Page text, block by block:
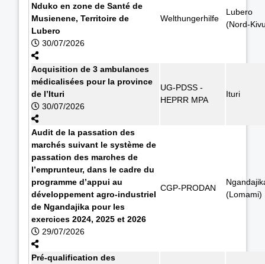
Nduko en zone de Santé de
Musienene, Territoire de
Lubero
30/07/2026
Welthungerhilfe
Lubero
(Nord-
Acquisition de 3 ambulances
médicalisées pour la province
de l’Ituri
30/07/2026
UG-PDSS -
HEPRR MPA
Ituri
Audit de la passation des
marchés suivant le système de
passation des marches de
l’emprunteur, dans le cadre du
programme d’appui au
développement agro-industriel
de Ngandajika pour les
exercices 2024, 2025 et 2026
29/07/2026
CGP-PRODAN
(Lomami)
Pré-qualification des